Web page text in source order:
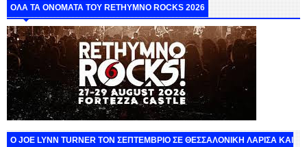
ΟΛΑ ΤΑ ΟΝΟΜΑΤΑ ΤΟΥ RETHYMNO ROCKS 2026
O JOE LYNN TURNER ΤΟΝ ΣΕΠΤΕΜΒΡΙΟ ΣΕ ΘΕΣΣΑΛΟΝΙΚΗ ΛΑΡΙΣΑ ΚΑΙ